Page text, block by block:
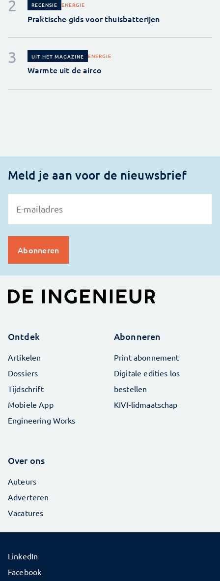
RECENSIE ENERGIE
Praktische gids voor thuisbatterijen
UIT HET MAGAZINE ENERGIE
Warmte uit de airco
Meld je aan voor de nieuwsbrief
Ontdek
Artikelen
Dossiers
Tijdschrift
Mobiele App
Engineering Works
Abonneren
Print abonnement
Digitale edities los
bestellen
KIVI-lidmaatschap
Over ons
Auteurs
Adverteren
Vacatures
LinkedIn
Facebook